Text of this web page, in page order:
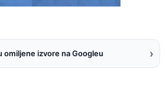
omiljene izvore na Googleu ›